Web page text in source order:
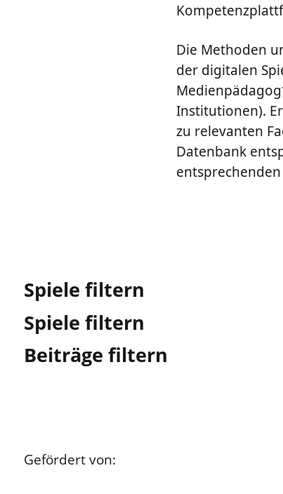
Die Methoden
der digitalen
Institutionen).
zu relevanten
Datenbank
Spiele filtern
Spiele filtern
Beiträge filtern
Gefördert von: